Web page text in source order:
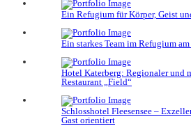
Ein Refugium für Körper, Geist
Ein starkes Team im Refugium am
Hotel Katerberg: Regionaler und
Restaurant „Field“
Schlosshotel Fleesensee –
Gast orientiert